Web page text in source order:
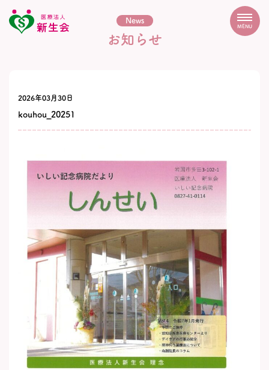
MENU
News
お知らせ
2026年03月30日
kouhou_20251